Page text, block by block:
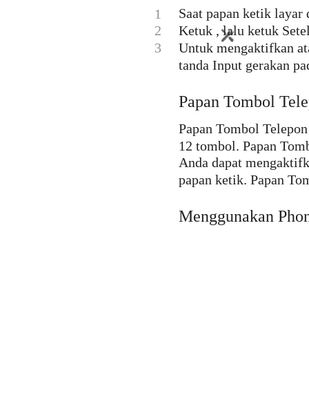
1
Saat papan ketik
2
Ketuk , lalu ketuk
3
Untuk mengaktifkan
tanda Input gerakan
Papan Tombol
Papan Tombol
12 tombol. Papan
Anda dapat
papan ketik. Papan
Menggunakan